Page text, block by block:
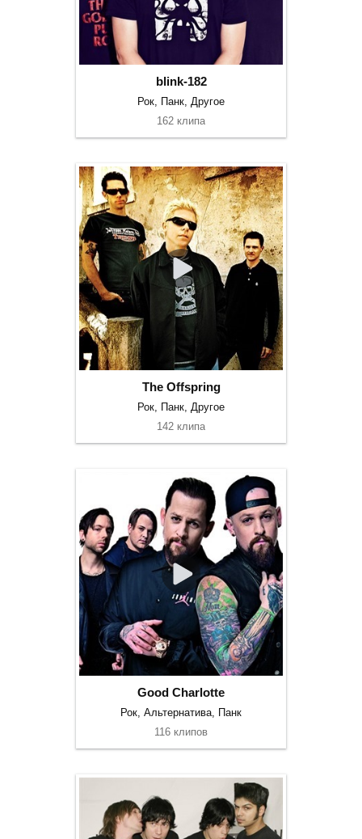
blink-182
Рок, Панк, Другое
162 клипа
The Offspring
Рок, Панк, Другое
142 клипа
Good Charlotte
Рок, Альтернатива, Панк
116 клипов